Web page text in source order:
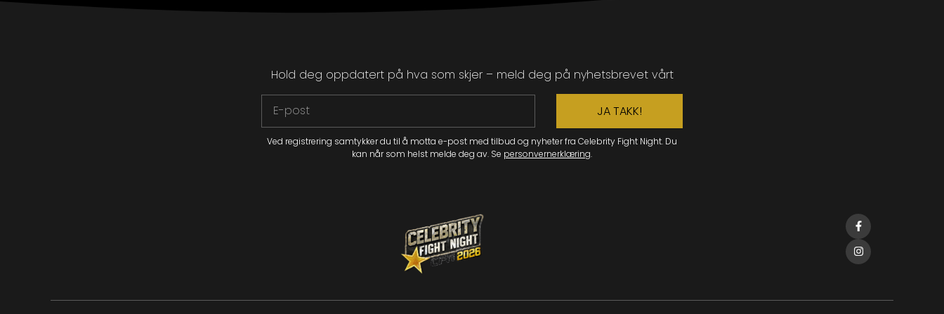
Hold deg oppdatert på hva som skjer – meld deg på nyhetsbrevet vårt
JA TAKK!
Ved registrering samtykker du til å motta e-post med tilbud og nyheter fra Celebrity Fight Night. Du
kan når som helst melde deg av. Se personvernerklæring.